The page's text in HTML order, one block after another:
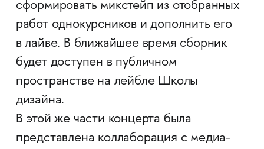
сформировать микстейп из отобранных
работ однокурсников и дополнить его
в лайве. В ближайшее время сборник
будет доступен в публичном
пространстве на лейбле Школы
дизайна.
В этой же части концерта была
представлена коллаборация с медиа-